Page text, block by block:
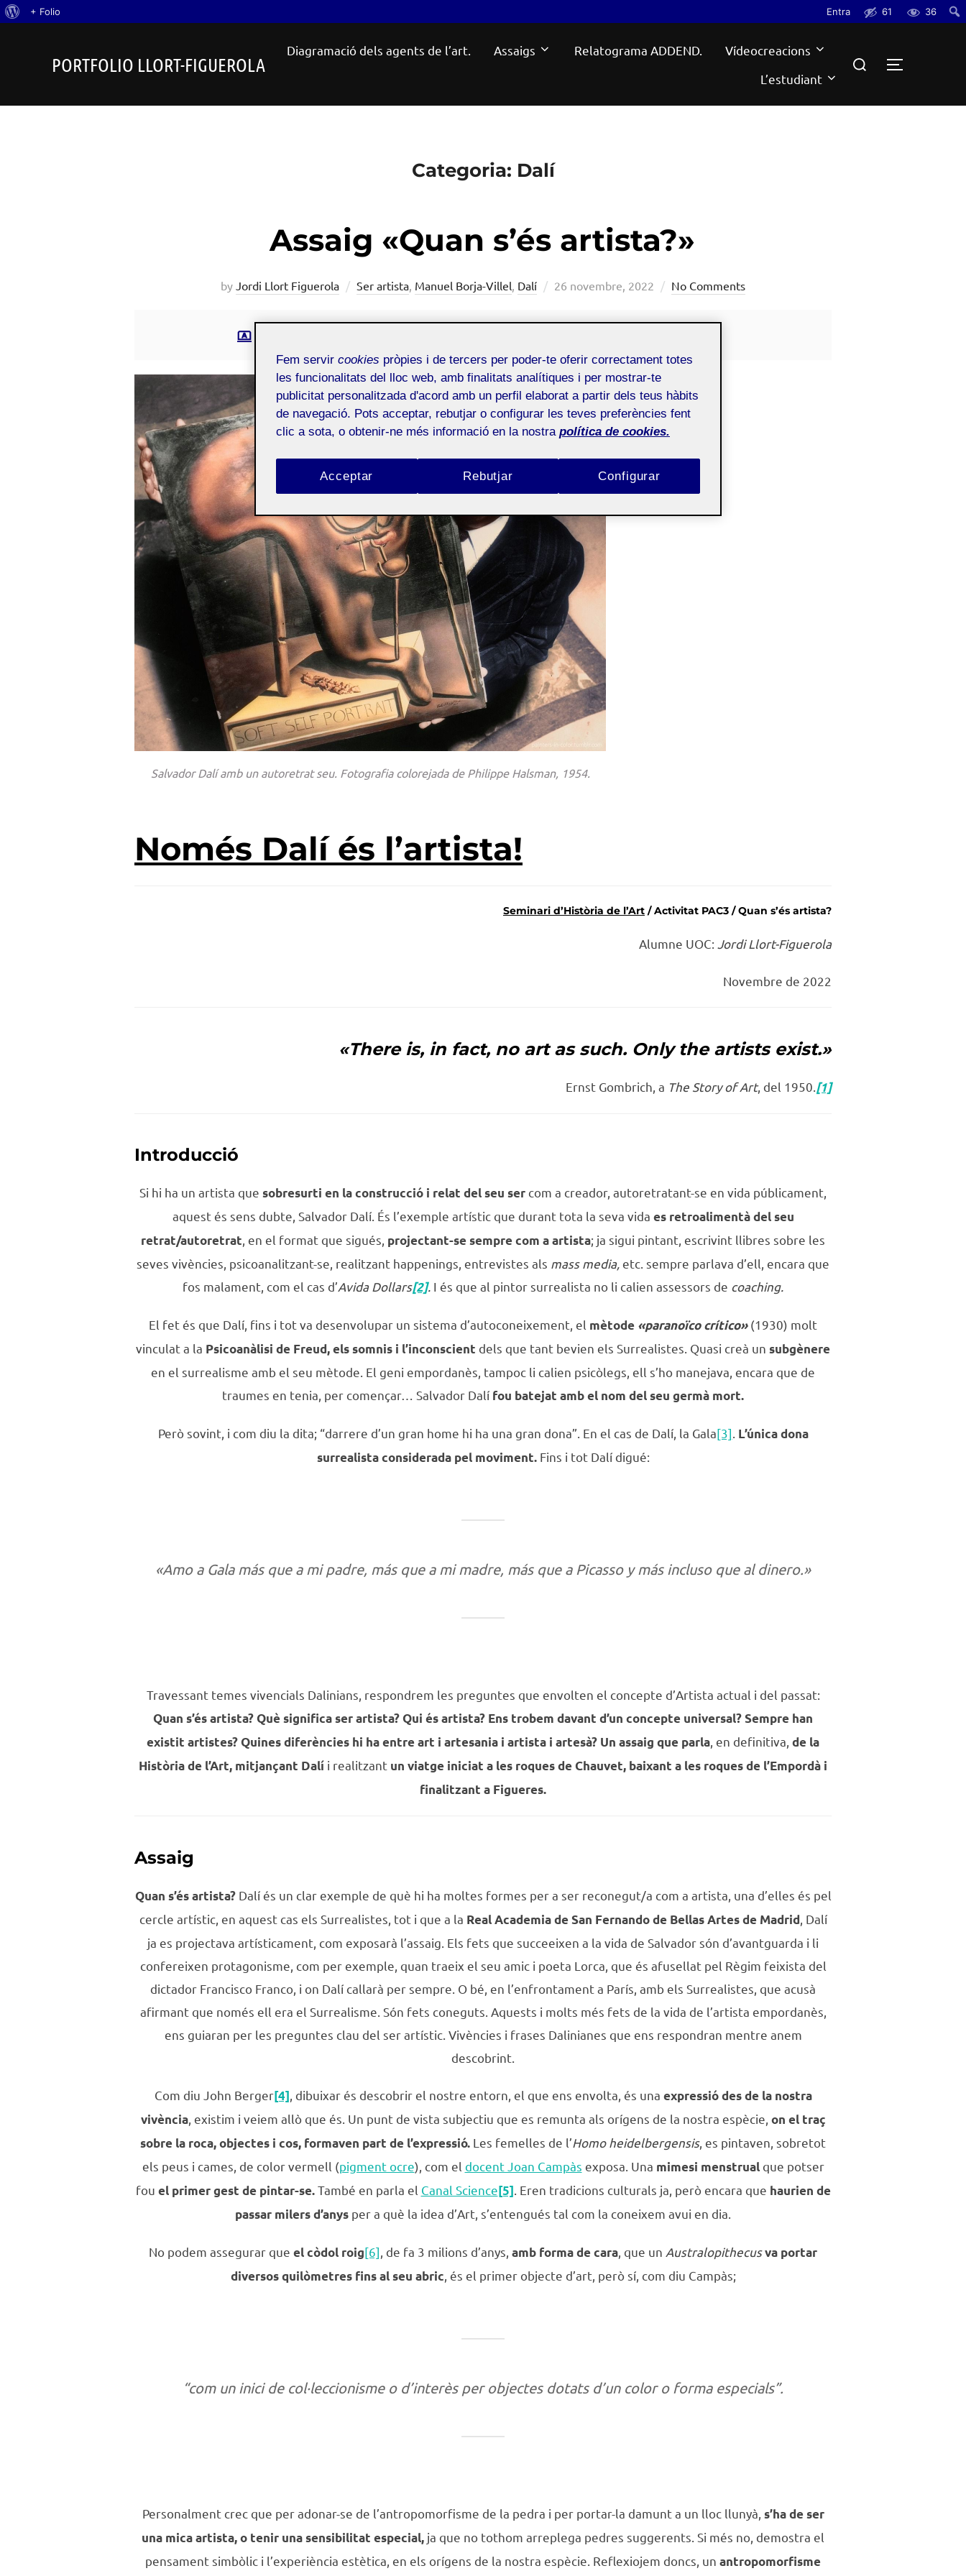
Quant
WordPress
+ Folio Entra 61
36
PORTFOLIO LLORT-FIGUEROLA
Diagramació dels agents de l’art. Assaigs Relatograma ADDEND.
Vídeocreacions
L’estudiant
Search
TOGGLE
Categoria: Dalí
Assaig «Quan s’és artista?»
by Jordi Llort Figuerola Ser artista, Manuel Borja-Villel, Dalí
Posted
26 novembre, 2022 No Comments
Salvador Dalí amb un autoretrat seu. Fotografia colorejada de Philippe Halsman, 1954.
Només Dalí és l’artista!
Seminari d’Història de l’Art / Activitat PAC3 / Quan s’és artista?
Alumne UOC: Jordi Llort-Figuerola
Novembre de 2022
«There is, in fact, no art as such. Only the artists exist.»
Ernst Gombrich, a The Story of Art, del 1950. [1]
Introducció
Si hi ha un artista que sobresurti en la construcció i relat del seu ser com a creador, autoretratant-se en vida públicament,
aquest és sens dubte, Salvador Dalí. És l’exemple artístic que durant tota la seva vida es retroalimentà del seu
retrat/autoretrat , en el format que sigués, projectant-se sempre com a artista; ja sigui pintant, escrivint llibres sobre les
seves vivències, psicoanalitzant-se, realitzant happenings, entrevistes als mass media, etc. sempre parlava d’ell, encara que
fos malament, com el cas d’Avida Dollars[2]. I és que al pintor surrealista no li calien assessors de coaching.
El fet és que Dalí, fins i tot va desenvolupar un sistema d’autoconeixement, el mètode «paranoïco crítico»(1930) molt
vinculat a la Psicoanàlisi de Freud, els somnis i l’inconscient dels que tant bevien els Surrealistes. Quasi creà un subgènere
en el surrealisme amb el seu mètode. El geni empordanès, tampoc li calien psicòlegs, ell s’ho manejava, encara que de
traumes en tenia, per començar… Salvador Dalí fou batejat amb el nom del seu germà mort.
Però sovint, i com diu la dita; “darrere d’un gran home hi ha una gran dona”. En el cas de Dalí, la Gala[3] L’única dona
surrealista considerada pel moviment.Fins i tot Dalí digué:
«Amo a Gala más que a mi padre, más que a mi madre, más que a Picasso y más incluso que al dinero.»
Travessant temes vivencials Dalinians, respondrem les preguntes que envolten el concepte d’Artista actual i del passat:
Quan s’és artista? Què significa ser artista? Qui és artista? Ens trobem davant d’un concepte universal? Sempre han
existit artistes? Quines diferències hi ha entre art i artesania i artista i artesà? Un assaig que parla , en definitiva, de la
Història de l’Art, mitjançant Dalí i realitzant un viatge iniciat a les roques de Chauvet, baixant a les roques de l’Empordà i
finalitzant a Figueres.
Assaig
Quan s’és artista?Dalí és un clar exemple de què hi ha moltes formes per a ser reconegut/a com a artista, una d’elles és pel
cercle artístic, en aquest cas els Surrealistes, tot i que a la Real Academia de San Fernando de Bellas Artes de Madrid , Dalí
ja es projectava artísticament, com exposarà l’assaig. Els fets que succeeixen a la vida de Salvador són d’avantguarda i li
confereixen protagonisme, com per exemple, quan traeix el seu amic i poeta Lorca, que és afusellat pel Règim feixista del
dictador Francisco Franco, i on Dalí callarà per sempre. O bé, en l’enfrontament a París, amb els Surrealistes, que acusà
afirmant que només ell era el Surrealisme. Són fets coneguts. Aquests i molts més fets de la vida de l’artista empordanès,
ens guiaran per les preguntes clau del ser artístic. Vivències i frases Dalinianes que ens respondran mentre anem
descobrint.
Com diu John Berger[4] , dibuixar és descobrir el nostre entorn, el que ens envolta, és una expressió des de la nostra
vivència, existim i veiem allò que és. Un punt de vista subjectiu que es remunta als orígens de la nostra espècie, on el traç
sobre la roca, objectes i cos, formaven part de l’expressió. Les femelles de l’Homo heidelbergensis, es pintaven, sobretot
els peus i cames, de color vermell (pigment ocre), com el docent Joan Campàs exposa. Una mimesi menstrualque potser
fou el primer gest de pintar-se.També en parla el Canal Science[5] . Eren tradicions culturals ja, però encara que haurien de
passar milers d’anys per a què la idea d’Art, s’entengués tal com la coneixem avui en dia.
No podem assegurar que el còdol roig[6] , de fa 3 milions d’anys, amb forma de cara , que un Australopithecusva portar
diversos quilòmetres fins al seu abric , és el primer objecte d’art, però sí, com diu Campàs;
“com un inici de col·leccionisme o d’interès per objectes dotats d’un color o forma especials”.
Personalment crec que per adonar-se de l’antropomorfisme de la pedra i per portar-la damunt a un lloc llunyà, s’ha de ser
una mica artista, o tenir una sensibilitat especial, ja que no tothom arreplega pedres suggerents. Si més no, demostra el
pensament simbòlic i l’experiència estètica, en els orígens de la nostra espècie. Reflexiojem doncs, un antropomorfisme
Fem servir cookies pròpies i de tercers per poder-te oferir correctament totes
les funcionalitats del lloc web, amb finalitats analítiques i per mostrar-te
publicitat personalitzada d'acord amb un perfil elaborat a partir dels teus hàbits
de navegació. Pots acceptar, rebutjar o configurar les teves preferències fent
clic a sota, o obtenir-ne més informació en la nostra política de cookies.
Rebutjar
Acceptar Configurar